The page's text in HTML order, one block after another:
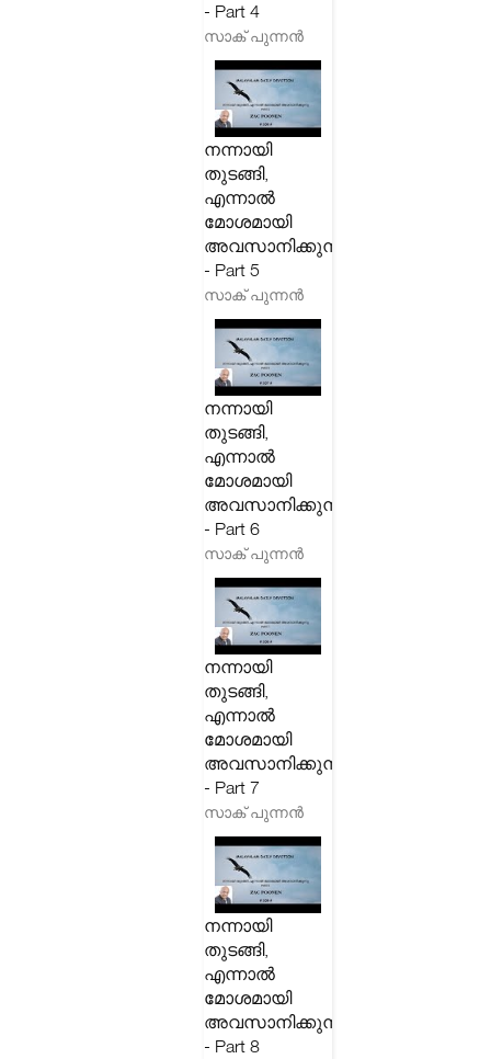
- Part 4
സാക് പുന്നൻ
നന്നായി
തുടങ്ങി,
എന്നാൽ
മോശമായി
അവസാനിക്കുന്നു
- Part 5
സാക് പുന്നൻ
നന്നായി
തുടങ്ങി,
എന്നാൽ
മോശമായി
അവസാനിക്കുന്നു
- Part 6
സാക് പുന്നൻ
നന്നായി
തുടങ്ങി,
എന്നാൽ
മോശമായി
അവസാനിക്കുന്നു
- Part 7
സാക് പുന്നൻ
നന്നായി
തുടങ്ങി,
എന്നാൽ
മോശമായി
അവസാനിക്കുന്നു
- Part 8